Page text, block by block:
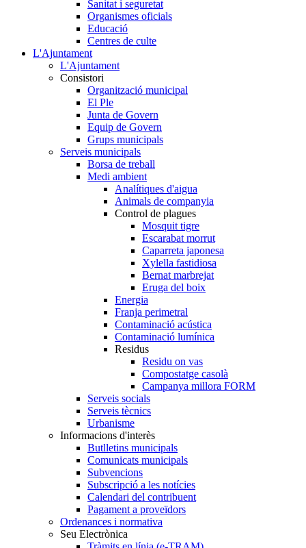
Sanitat i seguretat
Organismes oficials
Educació
Centres de culte
L'Ajuntament
L'Ajuntament
Consistori
Organització municipal
El Ple
Junta de Govern
Equip de Govern
Grups municipals
Serveis municipals
Borsa de treball
Medi ambient
Analítiques d'aigua
Animals de companyia
Control de plagues
Mosquit tigre
Escarabat morrut
Caparreta japonesa
Xylella fastidiosa
Bernat marbrejat
Eruga del boix
Energia
Franja perimetral
Contaminació acústica
Contaminació lumínica
Residus
Residu on vas
Compostatge casolà
Campanya millora FORM
Serveis socials
Serveis tècnics
Urbanisme
Informacions d'interès
Butlletins municipals
Comunicats municipals
Subvencions
Subscripció a les notícies
Calendari del contribuent
Pagament a proveïdors
Ordenances i normativa
Seu Electrònica